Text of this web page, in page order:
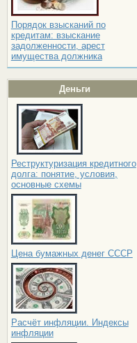
Порядок взысканий по
кредитам: взыскание
задолженности, арест
имущества должника
Деньги
Реструктуризация кредитного
долга: понятие, условия,
основные схемы
Цена бумажных денег СССР
Расчёт инфляции. Индексы
инфляции